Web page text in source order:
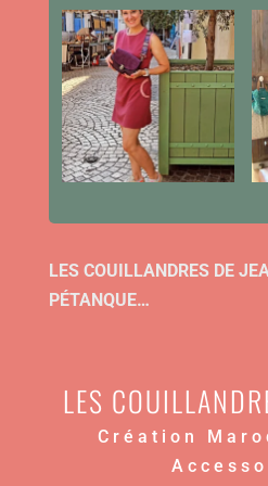
LES COUILLANDRES DE
PÉTANQUE…
LES
Création